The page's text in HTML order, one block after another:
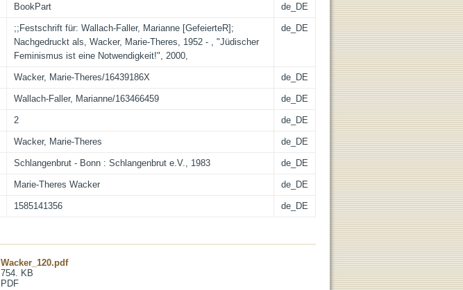
BookPart de_DE
;;Festschrift für: Wallach-Faller, Marianne [GefeierteR];
Nachgedruckt als, Wacker, Marie-Theres, 1952 - , "Jüdischer
Feminismus ist eine Notwendigkeit!", 2000,
de_DE
Wacker, Marie-Theres/16439186X de_DE
Wallach-Faller, Marianne/163466459 de_DE
2 de_DE
Wacker, Marie-Theres de_DE
Schlangenbrut - Bonn : Schlangenbrut e.V., 1983 de_DE
Marie-Theres Wacker de_DE
1585141356 de_DE
Wacker_120.pdf
754. KB
PDF